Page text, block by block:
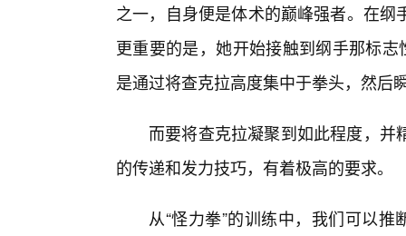
之一，自身便是体术的巅峰强者。在
更重要的是，她开始接触到纲手那标
是通过将查克拉高度集中于拳头，然后
而要将查克拉凝聚到如此程度，
的传递和发力技巧，有着极高的要求。
从“怪力拳”的训练中，我们可以